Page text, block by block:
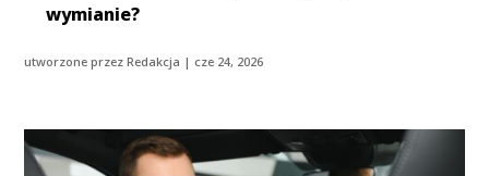
wymianie?
utworzone przezRedakcja | cze 24, 2026